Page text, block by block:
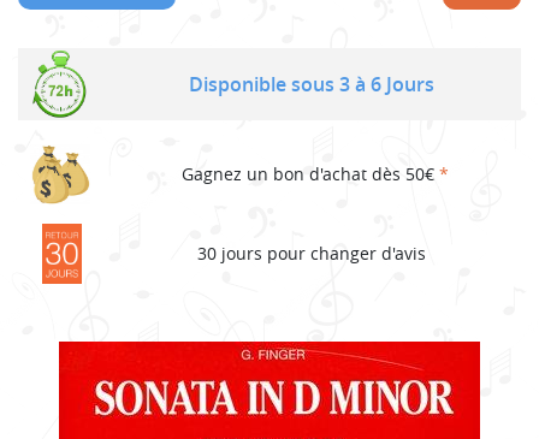
Disponible sous 3 à 6 Jours
Gagnez un bon d'achat dès 50€ *
30 jours pour changer d'avis